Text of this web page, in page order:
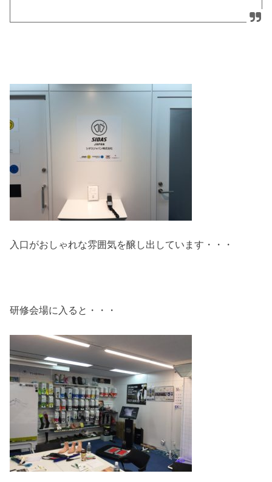
入口がおしゃれな雰囲気を醸し出しています・・・
研修会場に入ると・・・